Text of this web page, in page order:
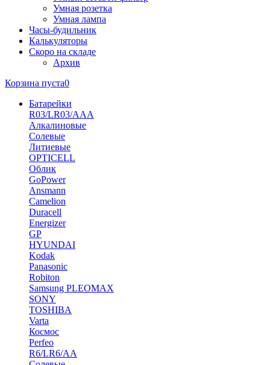
Умная розетка
Умная лампа
Часы-будильник
Калькуляторы
Скоро на складе
Архив
Корзина пуста0
Батарейки
R03/LR03/AAA
Алкалиновые
Солевые
Литиевые
OPTICELL
Облик
GoPower
Ansmann
Camelion
Duracell
Energizer
GP
HYUNDAI
Kodak
Panasonic
Robiton
Samsung PLEOMAX
SONY
TOSHIBA
Varta
Космос
Perfeo
R6/LR6/AA